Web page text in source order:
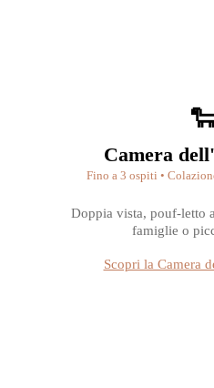
Camera
Fino a 3 ospiti •
Doppia vista, pouf-letto
famiglie o
Scopri la Camera